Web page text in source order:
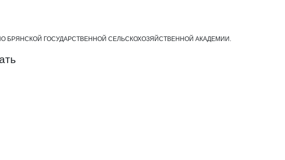
БРЯНСКОЙ ГОСУДАРСТВЕННОЙ СЕЛЬСКОХОЗЯЙСТВЕННОЙ АКАДЕМИИ.